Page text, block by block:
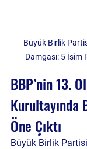
Büyük Birlik
Damgası: 5 İsim
BBP’nin 13.
Kurultayında
Öne Çıktı
Büyük Birlik